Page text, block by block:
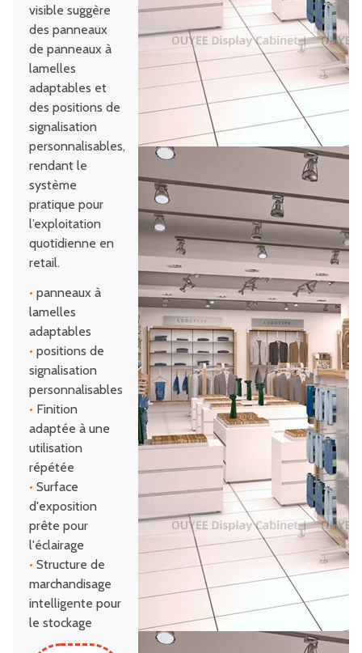
visible suggère
des panneaux
de panneaux à
lamelles
adaptables et
des positions de
signalisation
personnalisables,
rendant le
système
pratique pour
l’exploitation
quotidienne en
retail.
• panneaux à
lamelles
adaptables
• positions de
signalisation
personnalisables
• Finition
adaptée à une
utilisation
répétée
• Surface
d'exposition
prête pour
l'éclairage
• Structure de
marchandisage
intelligente pour
le stockage